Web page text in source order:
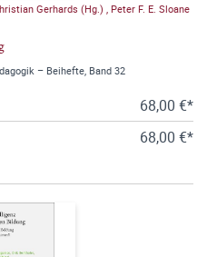
Gerhards (Hg.)
Peter F. E. Sloane
– Beihefte, Band 32
68,00 €*
68,00 €*